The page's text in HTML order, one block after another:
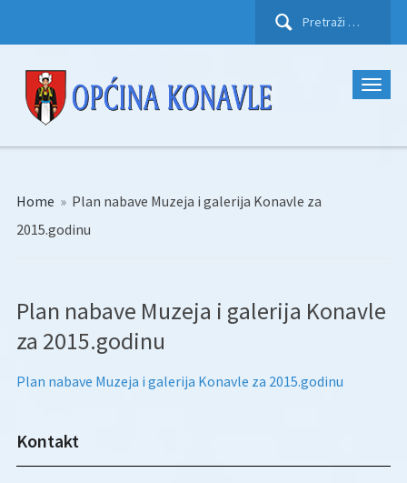
Pretraži:
Home » Plan nabave Muzeja i galerija Konavle za
2015.godinu
Plan nabave Muzeja i galerija Konavle
za 2015.godinu
Plan nabave Muzeja i galerija Konavle za 2015.godinu
Kontakt